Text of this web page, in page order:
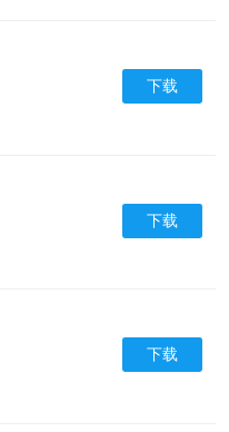
下载
下载
下载